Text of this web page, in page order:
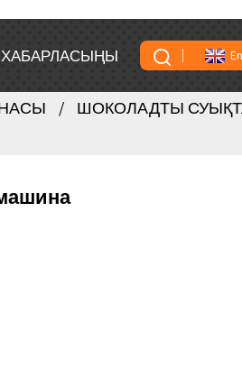
ХАБАРЛАСЫҢЫ
ШОКОЛАДТЫ